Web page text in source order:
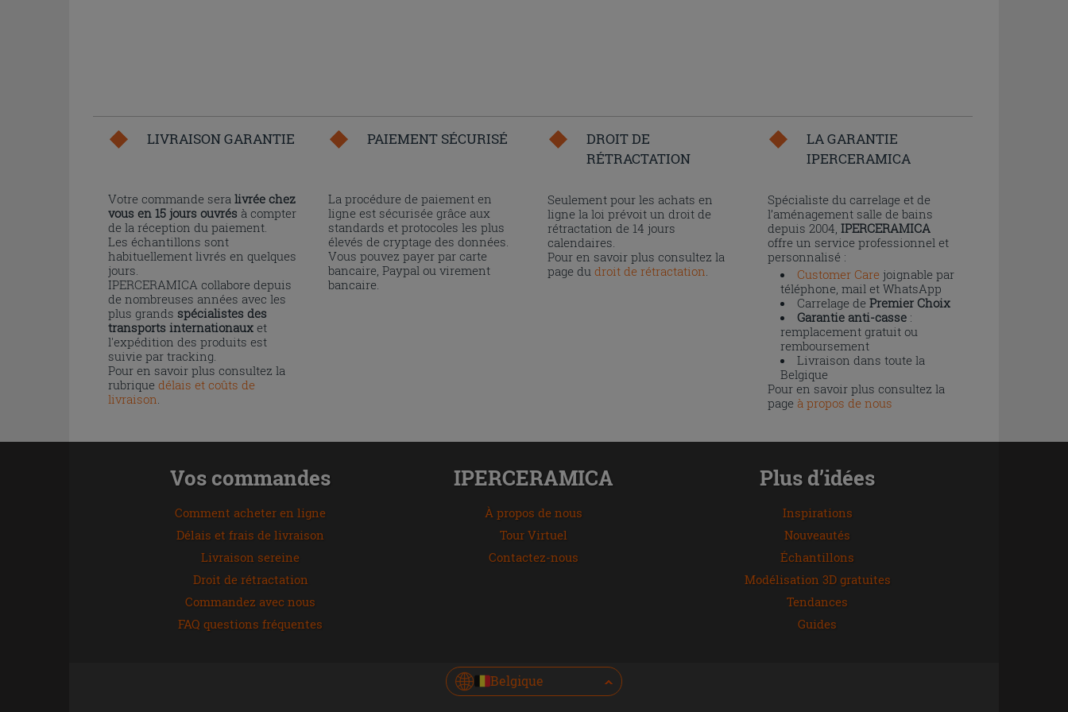
LIVRAISON GARANTIE
Votre commande sera livrée chez
vous en 15 jours ouvrés à compter
de la réception du paiement.
Les échantillons sont
habituellement livrés en quelques
jours.
IPERCERAMICA collabore depuis
de nombreuses années avec les
plus grands spécialistes des
transports internationaux et
l'expédition des produits est
suivie par tracking.
Pour en savoir plus consultez la
rubrique délais et coûts de
livraison
PAIEMENT SÉCURISÉ
La procédure de paiement en
ligne est sécurisée grâce aux
standards et protocoles les plus
élevés de cryptage des données.
Vous pouvez payer par carte
bancaire, Paypal ou virement
bancaire.
DROIT DE
RÉTRACTATION
Seulement pour les achats en
ligne la loi prévoit un droit de
rétractation de 14 jours
calendaires.
Pour en savoir plus consultez la
page dudroit de rétractation
LA GARANTIE
IPERCERAMICA
Spécialiste du carrelage et de
l’aménagement salle de bains
depuis 2004, IPERCERAMICA
offre un service professionnel et
personnalisé :
Customer Carejoignable par
téléphone, mail et WhatsApp
Carrelage de Premier Choix
Garantie anti-casse:
remplacement gratuit ou
remboursement
Livraison dans toute la
Belgique
Pour en savoir plus consultez la
page à propos de nous
Vos commandes
Comment acheter en ligne
Délais et frais de livraison
Livraison sereine
Droit de rétractation
Commandez avec nous
FAQ questions fréquentes
IPERCERAMICA
À propos de nous
Tour Virtuel
Contactez-nous
Plus d’idées
Inspirations
Nouveautés
Échantillons
Modélisation 3D gratuites
Tendances
Guides
Belgique